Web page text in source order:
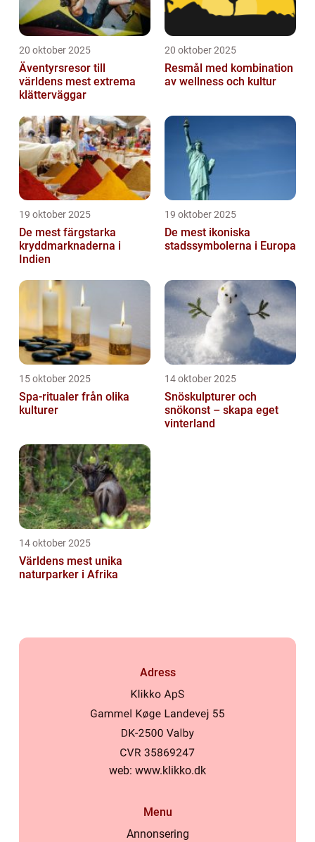
20 oktober 2025
Äventyrsresor till
världens mest extrema
klätterväggar
20 oktober 2025
Resmål med kombination
av wellness och kultur
19 oktober 2025
De mest färgstarka
kryddmarknaderna i
Indien
19 oktober 2025
De mest ikoniska
stadssymbolerna i Europa
15 oktober 2025
Spa-ritualer från olika
kulturer
14 oktober 2025
Snöskulpturer och
snökonst – skapa eget
vinterland
14 oktober 2025
Världens mest unika
naturparker i Afrika
Adress
web: www.klikko.dk
Menu
Annonsering